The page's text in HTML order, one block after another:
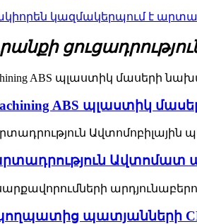
կազմակերպում է
ABS պլաստիկ
Ավտոմատ
պատյանների